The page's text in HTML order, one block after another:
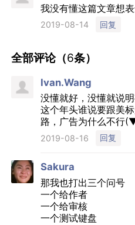
我没有懂这篇文章想
2019-08-14 回复
全部评论（6条）
Ivan.Wang
没懂就好，没懂就说
这个年头谁说要跟美
路，广告为什么不行
2019-08-16 回复
Sakura
那我也打出三个问号
一个给作者
一个给审核
一个测试键盘